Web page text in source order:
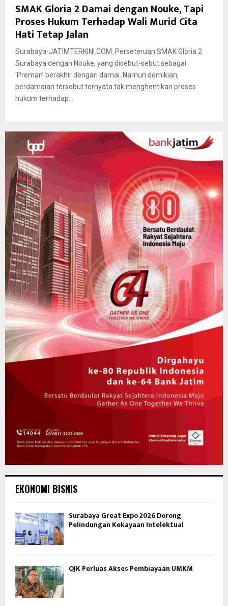
SMAK Gloria 2 Damai dengan Nouke, Tapi
Proses Hukum Terhadap Wali Murid Cita
Hati Tetap Jalan
Surabaya-JATIMTERKINI.COM: Perseteruan SMAK Gloria 2
Surabaya dengan Nouke, yang disebut-sebut sebagai
‘Preman’ berakhir dengan damai. Namun demikian,
perdamaian tersebut ternyata tak menghentikan proses
hukum terhadap...
EKONOMI BISNIS
Surabaya Great Expo 2026 Dorong
Pelindungan Kekayaan Intelektual
OJK Perluas Akses Pembiayaan UMKM